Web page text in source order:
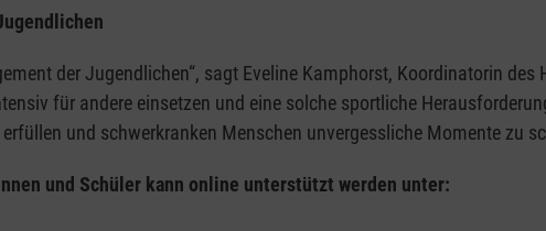
der Jugendlichen“, sagt Eveline Kamphorst, Koordinatorin
für andere einsetzen und eine solche sportliche
und schwerkranken Menschen unvergessliche Momente zu
und Schüler kann online unterstützt werden unter: